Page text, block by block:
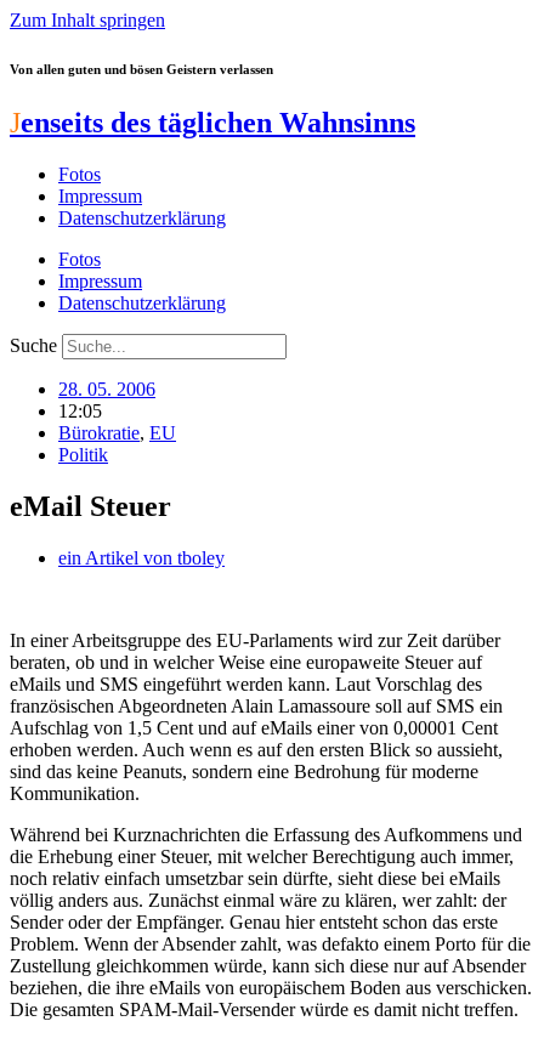
Zum Inhalt springen
Von allen guten und bösen Geistern verlassen
Jenseits des täglichen Wahnsinns
Fotos
Impressum
Datenschutzerklärung
Fotos
Impressum
Datenschutzerklärung
Suche
28. 05. 2006
12:05
Bürokratie, EU
Politik
eMail Steuer
ein Artikel von tboley
In einer Arbeitsgruppe des EU-Parlaments wird zur Zeit darüber
beraten, ob und in welcher Weise eine europaweite Steuer auf
eMails und SMS eingeführt werden kann. Laut Vorschlag des
französischen Abgeordneten Alain Lamassoure soll auf SMS ein
Aufschlag von 1,5 Cent und auf eMails einer von 0,00001 Cent
erhoben werden. Auch wenn es auf den ersten Blick so aussieht,
sind das keine Peanuts, sondern eine Bedrohung für moderne
Kommunikation.
Während bei Kurznachrichten die Erfassung des Aufkommens und
die Erhebung einer Steuer, mit welcher Berechtigung auch immer,
noch relativ einfach umsetzbar sein dürfte, sieht diese bei eMails
völlig anders aus. Zunächst einmal wäre zu klären, wer zahlt: der
Sender oder der Empfänger. Genau hier entsteht schon das erste
Problem. Wenn der Absender zahlt, was defakto einem Porto für die
Zustellung gleichkommen würde, kann sich diese nur auf Absender
beziehen, die ihre eMails von europäischem Boden aus verschicken.
Die gesamten SPAM-Mail-Versender würde es damit nicht treffen.